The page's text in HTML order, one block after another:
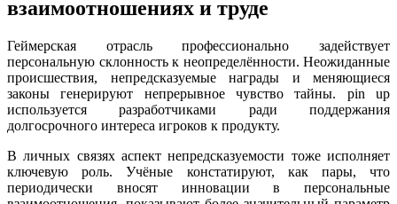
взаимоотношениях и труде
Геймерская отрасль профессионально задействует
персональную склонность к неопределённости. Неожиданные
происшествия, непредсказуемые награды и меняющиеся
законы генерируют непрерывное чувство тайны. pin up
используется разработчиками ради поддержания
долгосрочного интереса игроков к продукту.
В личных связях аспект непредсказуемости тоже исполняет
ключевую роль. Учёные констатируют, как пары, что
периодически вносят инновации в персональные